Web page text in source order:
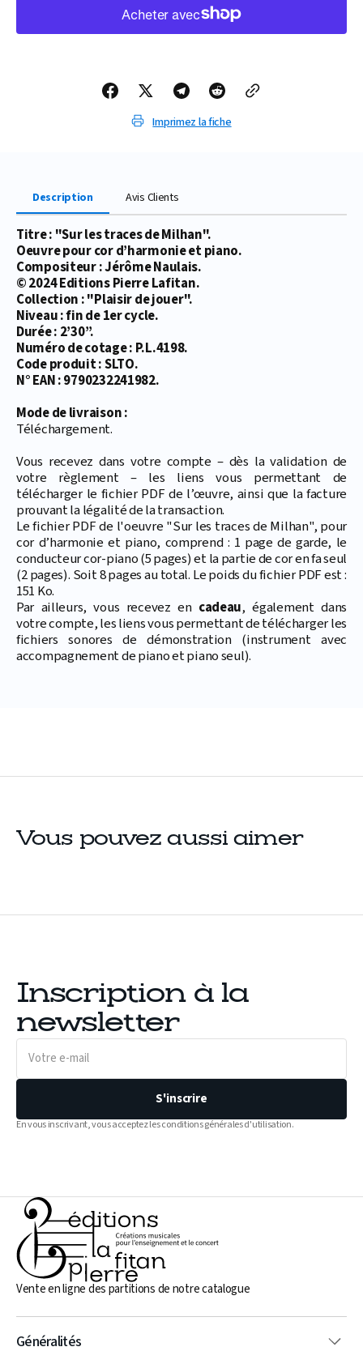
MILHAN
(COR
D’HARMONIE)
Imprimez la fiche
Description Avis Clients
Titre : "Sur les traces de Milhan".
Oeuvre pour cor d’harmonie et piano.
Compositeur : Jérôme Naulais.
© 2024 Editions Pierre Lafitan.
Collection : "Plaisir de jouer".
Niveau : fin de 1er cycle.
Durée : 2’30’’.
Numéro de cotage : P.L.4198.
Code produit : SLTO.
N° EAN : 9790232241982.
Mode de livraison :
Téléchargement.
Vous recevez dans votre compte – dès la validation de
votre règlement – les liens vous permettant de
télécharger le fichier PDF de l’œuvre, ainsi que la facture
prouvant la légalité de la transaction.
Le fichier PDF de l'oeuvre "Sur les traces de Milhan", pour
cor d’harmonie et piano, comprend : 1 page de garde, le
conducteur cor-piano (5 pages) et la partie de cor en fa seul
(2 pages). Soit 8 pages au total. Le poids du fichier PDF est :
151 Ko.
Par ailleurs, vous recevez en cadeau, également dans
votre compte, les liens vous permettant de télécharger les
fichiers sonores de démonstration (instrument avec
accompagnement de piano et piano seul).
Vous pouvez aussi aimer
Inscription à la
newsletter
Votre
mail
S'inscrire
En vous inscrivant, vous acceptez les conditions générales d'utilisation.
Vente en ligne des partitions de notre catalogue
Généralités